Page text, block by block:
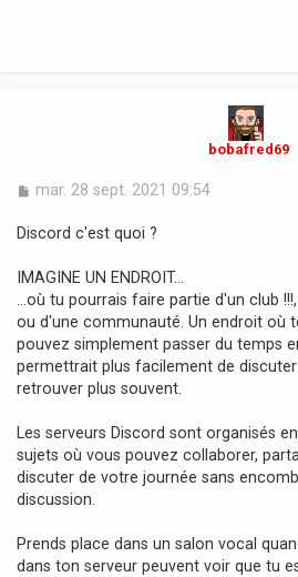
bobafred69
M
s
g
e
mar. 28 sept. 2021 09:54
Discord c'est quoi ?
IMAGINE UN ENDROIT...
…où tu pourrais faire partie d'un club
ou d'une communauté. Un endroit où
pouvez simplement passer du temps
permettrait plus facilement de
retrouver plus souvent.
Les serveurs Discord sont organisés
sujets où vous pouvez collaborer,
discuter de votre journée sans
discussion.
Prends place dans un salon vocal
dans ton serveur peuvent voir que tu